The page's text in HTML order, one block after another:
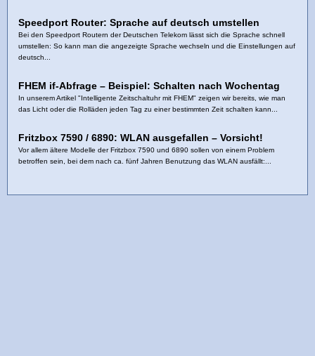
Speedport Router: Sprache auf deutsch umstellen
Bei den Speedport Routern der Deutschen Telekom lässt sich die Sprache schnell
umstellen: So kann man die angezeigte Sprache wechseln und die Einstellungen auf
deutsch...
FHEM if-Abfrage – Beispiel: Schalten nach Wochentag
In unserem Artikel "Intelligente Zeitschaltuhr mit FHEM" zeigen wir bereits, wie man
das Licht oder die Rolläden jeden Tag zu einer bestimmten Zeit schalten kann...
Fritzbox 7590 / 6890: WLAN ausgefallen – Vorsicht!
Vor allem ältere Modelle der Fritzbox 7590 und 6890 sollen von einem Problem
betroffen sein, bei dem nach ca. fünf Jahren Benutzung das WLAN ausfällt:...